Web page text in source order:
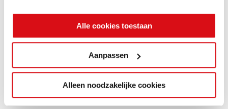
Alle cookies toestaan
Aanpassen
Alleen noodzakelijke cookies